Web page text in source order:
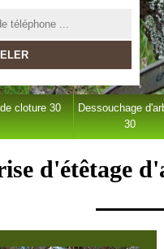
cloture 30
Dessouchage
30
d'étêtage